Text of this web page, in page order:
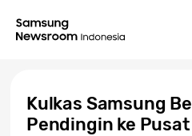
Kulkas Samsung
Pendingin ke